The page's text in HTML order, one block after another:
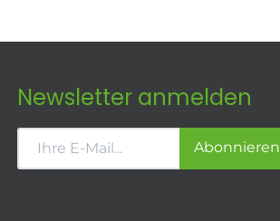
Newsletter anmelden
Abonnieren